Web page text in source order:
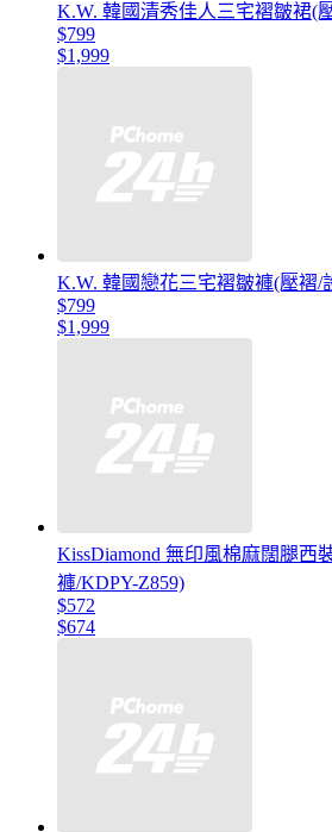
K.W. 韓國清秀佳人三宅褶皺裙(
$799
$1,999
K.W. 韓國戀花三宅褶皺褲(壓褶/
$799
$1,999
KissDiamond 無印風棉麻闊腿西
褲/KDPY-Z859)
$572
$674